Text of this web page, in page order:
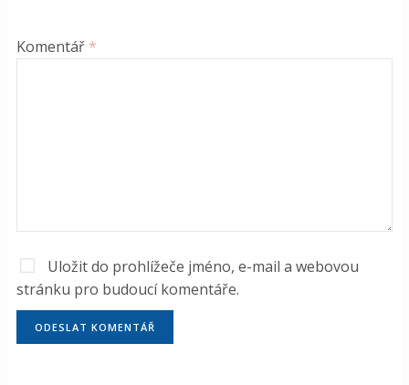
Komentář *
Uložit do prohlížeče jméno, e-mail a webovou
stránku pro budoucí komentáře.